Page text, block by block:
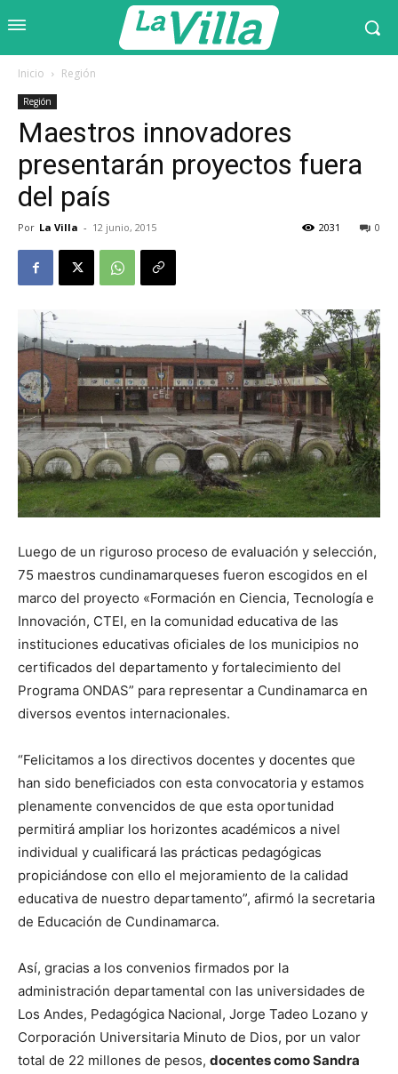
Inicio Región
Región
Maestros innovadores
presentarán proyectos fuera
del país
Por La Villa - 12 junio, 2015 0
2031
Luego de un riguroso proceso de evaluación y selección,
75 maestros cundinamarqueses fueron escogidos en el
marco del proyecto «Formación en Ciencia, Tecnología e
Innovación, CTEI, en la comunidad educativa de las
instituciones educativas oficiales de los municipios no
certificados del departamento y fortalecimiento del
Programa ONDAS” para representar a Cundinamarca en
diversos eventos internacionales.
“Felicitamos a los directivos docentes y docentes que
han sido beneficiados con esta convocatoria y estamos
plenamente convencidos de que esta oportunidad
permitirá ampliar los horizontes académicos a nivel
individual y cualificará las prácticas pedagógicas
propiciándose con ello el mejoramiento de la calidad
educativa de nuestro departamento”, afirmó la secretaria
de Educación de Cundinamarca.
Así, gracias a los convenios firmados por la
administración departamental con las universidades de
Los Andes, Pedagógica Nacional, Jorge Tadeo Lozano y
Corporación Universitaria Minuto de Dios, por un valor
total de 22 millones de pesos, docentes como Sandra